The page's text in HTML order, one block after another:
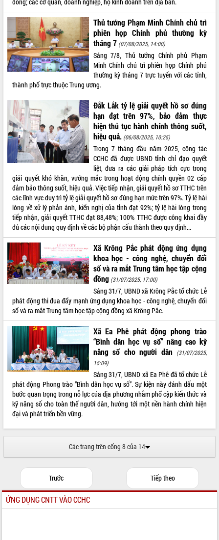
Thủ tướng Phạm Minh Chính chủ trì
phiên họp Chính phủ thường kỳ
tháng 7 (07/08/2025, 14:00)
Sáng 7/8, Thủ tướng Chính phủ Phạm
Minh Chính chủ trì phiên họp Chính phủ
thường kỳ tháng 7 trực tuyến với các tỉnh,
thành phố trực thuộc Trung ương.
Đắk Lắk tỷ lệ giải quyết hồ sơ đúng
hạn đạt trên 97%, bảo đảm thực
hiện thủ tục hành chính thông suốt,
hiệu quả. (06/08/2025, 10:25)
Trong 7 tháng đầu năm 2025, công tác
CCHC đã được UBND tỉnh chỉ đạo quyết
liệt, đưa ra các giải pháp tích cực trong
giải quyết khó khăn, vướng mắc trong hoạt động chính quyền 02 cấp
đảm bảo thông suốt, hiệu quả. Việc tiếp nhận, giải quyết hồ sơ TTHC trên
các lĩnh vực duy trì tỷ lệ giải quyết hồ sơ đúng hạn mức trên 97%. Tỷ lệ hài
lòng về xử lý phản ánh, kiến nghị của tỉnh đạt 92%; tỷ lệ hài lòng trong
tiếp nhận, giải quyết TTHC đạt 88,48%; 100% TTHC được công khai đầy
đủ các nội dung quy định về các bộ phận cấu thành theo quy định...
Xã Krông Pắc phát động ứng dụng
khoa học - công nghệ, chuyển đổi
số và ra mắt Trung tâm học tập cộng
đồng (31/07/2025, 17:00)
Sáng 31/7, UBND xã Krông Pắc tổ chức Lễ
phát động thi đua đẩy mạnh ứng dụng khoa học - công nghệ, chuyển đổi
số và ra mắt Trung tâm học tập cộng đồng xã Krông Pắc.
Xã Ea Phê phát động phong trào
“Bình dân học vụ số” nâng cao kỹ
năng số cho người dân (31/07/2025,
15:09)
Sáng 31/7, UBND xã Ea Phê đã tổ chức Lễ
phát động Phong trào “Bình dân học vụ số”. Sự kiện này đánh dấu một
bước quan trọng trong nỗ lực của địa phương nhằm phổ cập kiến thức và
kỹ năng số cho toàn thể người dân, hướng tới một nền hành chính hiện
đại và phát triển bền vững.
Các trang trên cổng 8 của 14
Trước Tiếp theo
ỨNG DỤNG CNTT VÀO CCHC